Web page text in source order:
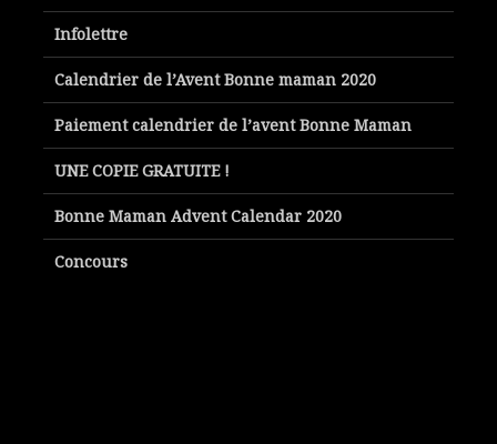
Infolettre
Calendrier de l’Avent Bonne maman 2020
Paiement calendrier de l’avent Bonne Maman
UNE COPIE GRATUITE !
Bonne Maman Advent Calendar 2020
Concours